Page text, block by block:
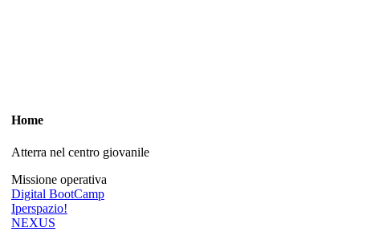
Home
Atterra nel centro giovanile
Missione operativa
Digital BootCamp
Iperspazio!
NEXUS